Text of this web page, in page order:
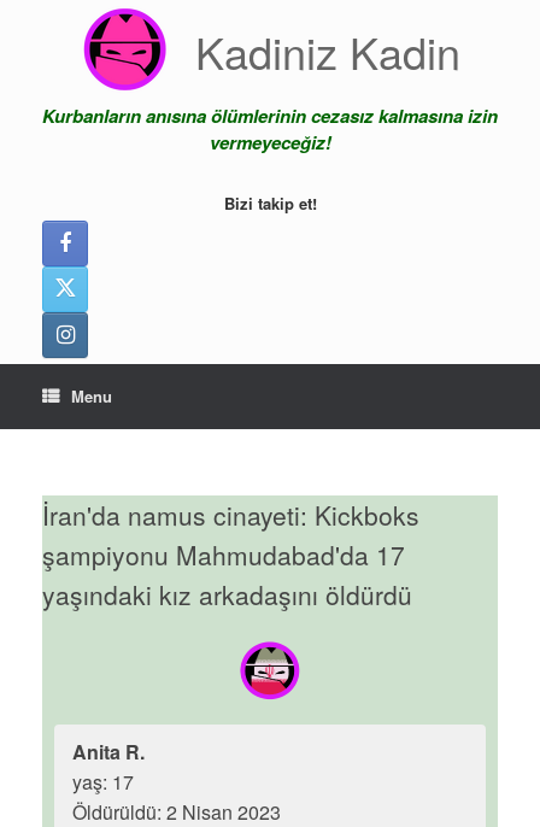
Kadiniz Kadin
Kurbanların anısına ölümlerinin cezasız kalmasına izin
vermeyeceğiz!
Bizi takip et!
Menu
İran'da namus cinayeti: Kickboks
şampiyonu Mahmudabad'da 17
yaşındaki kız arkadaşını öldürdü
Anita R.
yaş: 17
Öldürüldü: 2 Nisan 2023